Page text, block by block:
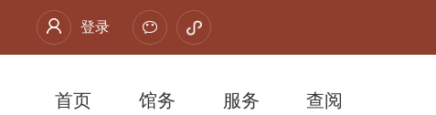
登录
首页 馆务 服务 查阅